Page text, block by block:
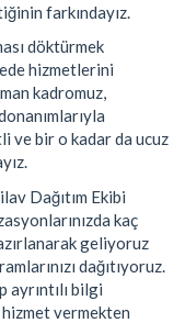
farkındayız.
döktürmek
hizmetlerini
kadromuz,
ve bir o kadar da ucuz
Dağıtım Ekibi
kaç
geliyoruz
dağıtıyoruz.
bilgi
vermekten